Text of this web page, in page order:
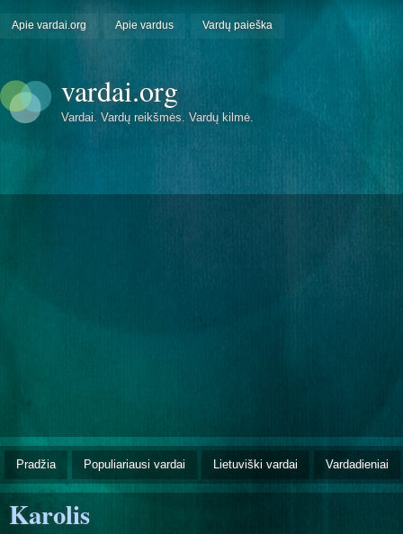
Apie vardai.org Apie vardus Vardų paieška
vardai.org
Vardai. Vardų reikšmės. Vardų kilmė.
Pradžia Populiariausi vardai Lietuviški vardai Vardadieniai
Karolis